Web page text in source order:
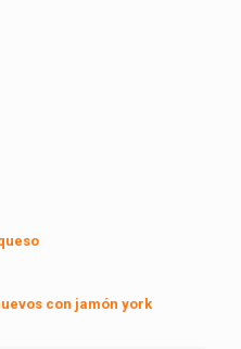
con jamón york